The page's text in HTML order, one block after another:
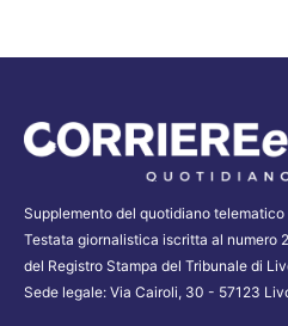
Supplemento del quotidiano telematico
Testata giornalistica iscritta al numero
del Registro Stampa del Tribunale di
Sede legale: Via Cairoli, 30 - 57123